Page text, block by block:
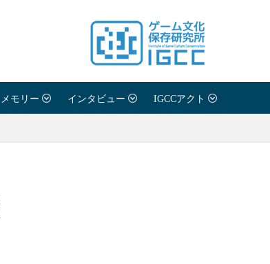
メモリー インタビュー IGCCアクト